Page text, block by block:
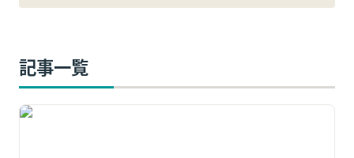
記事一覧
【注目】日本初！ChatGPT APIを活用したカスタマー